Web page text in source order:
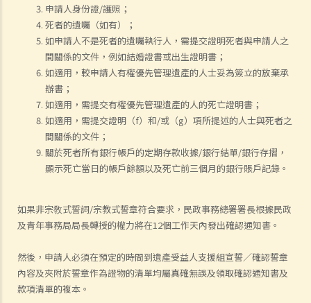
申請人身份證/護照；
死者的遺囑（如有）；
如申請人不是死者的遺囑執行人，需提交證明死者與申請人之
間關係的文件，例如結婚證書或出生證明書；
如適用，較申請人有權優先管理遺產的人士妥為簽立的放棄承
辦書；
如適用，需提交有權優先管理遺產的人的死亡證明書；
如適用，需提交證明（f）和/或（g）項所提述的人士與死者之
間關係的文件；
關於死者所有銀行帳戶的定期存款收據/銀行結單/銀行存摺，
顯示死亡當日的帳戶餘額以及死亡前三個月的銀行賬戶記錄。
如果非宗敎式誓詞/宗教式誓章符合要求，民政事務總署署長根據民政
及青年事務局局長轉授的權力將在12個工作天內發出確認通知書。
然後，申請人必須在預定的時間到遺產受益人支援組宣誓／確認誓章
內容及夾附於誓章作為證物的清單均屬真確無誤及領取確認通知書及
款項清單的複本。